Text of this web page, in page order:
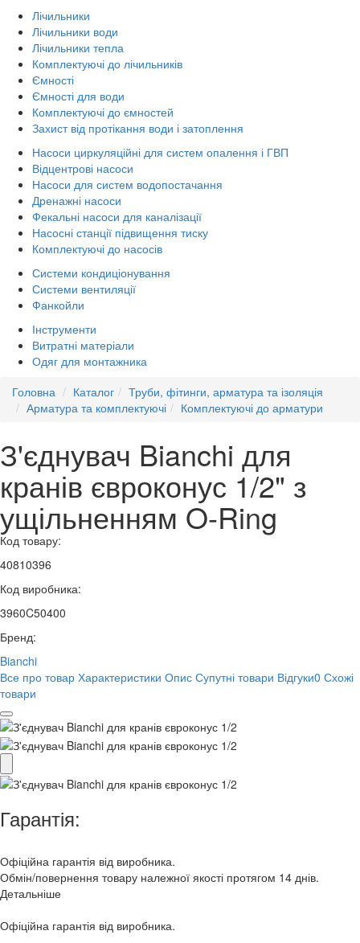
Лічильники
Лічильники води
Лічильники тепла
Комплектуючі до лічильників
Ємності
Ємності для води
Комплектуючі до ємностей
Захист від протікання води і затоплення
Насоси циркуляційні для систем опалення і ГВП
Відцентрові насоси
Насоси для систем водопостачання
Дренажні насоси
Фекальні насоси для каналізації
Насосні станції підвищення тиску
Комплектуючі до насосів
Системи кондиціонування
Системи вентиляції
Фанкойли
Інструменти
Витратні матеріали
Одяг для монтажника
Головна
Каталог
Труби, фітинги, арматура та ізоляція
Арматура та комплектуючі
Комплектуючі до арматури
З'єднувач Bianchi для
кранів євроконус 1/2" з
ущільненням O-Ring
Код товару:
40810396
Код виробника:
3960C50400
Бренд:
Bianchi
Все про товар Характеристики Опис Супутні товари Відгуки0 Схожі
товари
Гарантія:
Офіційна гарантія від виробника.
Обмін/повернення товару належної якості протягом 14 днів.
Детальніше
Офіційна гарантія від виробника.